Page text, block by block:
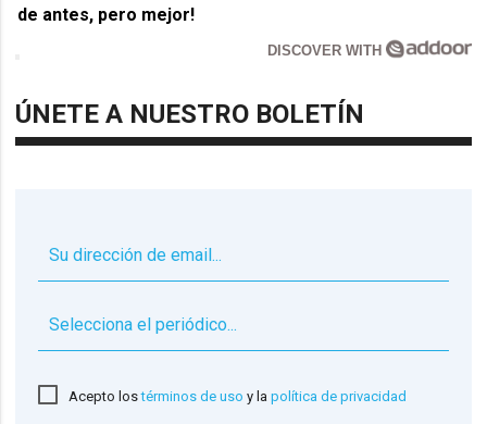
de antes, pero mejor!
DISCOVER WITH
ÚNETE A NUESTRO BOLETÍN
Acepto lostérminos de uso y lapolítica de privacidad